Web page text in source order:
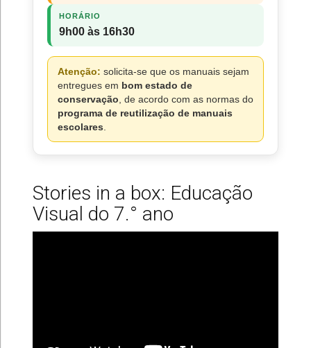
HORÁRIO
9h00 às 16h30
Atenção: solicita-se que os manuais sejam
entregues em bom estado de
conservação , de acordo com as normas do
programa de reutilização de manuais
escolares
Stories in a box: Educação
Visual do 7.° ano